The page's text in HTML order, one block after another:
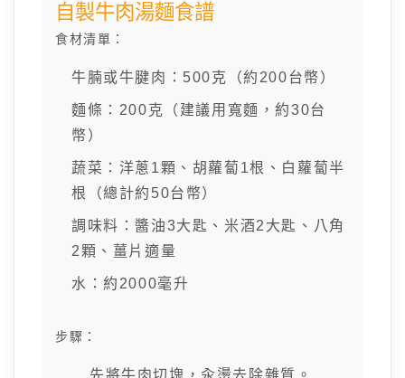
自製牛肉湯麵食譜
食材清單：
牛腩或牛腱肉：500克（約200台幣）
麵條：200克（建議用寬麵，約30台
幣）
蔬菜：洋蔥1顆、胡蘿蔔1根、白蘿蔔半
根（總計約50台幣）
調味料：醬油3大匙、米酒2大匙、八角
2顆、薑片適量
水：約2000毫升
步驟：
先將牛肉切塊，汆燙去除雜質。